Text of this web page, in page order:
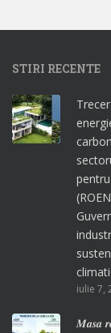
STIRI RECENTE
iulie 7,
𝑴𝒂𝒔𝒂